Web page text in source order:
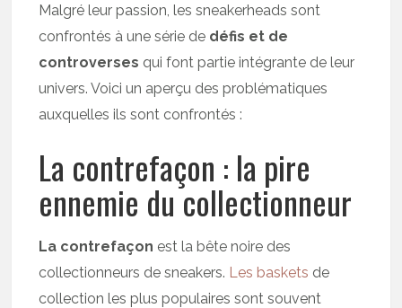
Malgré leur passion, les sneakerheads sont
confrontés à une série de défis et de
controverses qui font partie intégrante de leur
univers. Voici un aperçu des problématiques
auxquelles ils sont confrontés :
La contrefaçon : la pire
ennemie du collectionneur
La contrefaçon est la bête noire des
collectionneurs de sneakers. Les baskets de
collection les plus populaires sont souvent